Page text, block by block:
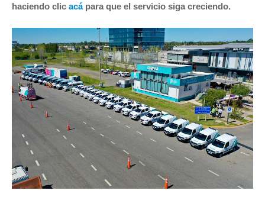
haciendo clic acápara que el servicio siga creciendo.